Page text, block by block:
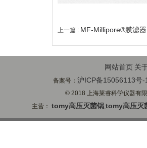
上一篇 : MF-Millipore®膜滤
网站首页 关
备案号：沪ICP备15056113号-
© 2018 上海莱睿科学仪器有
主营：tomy高压灭菌锅,tomy高压灭